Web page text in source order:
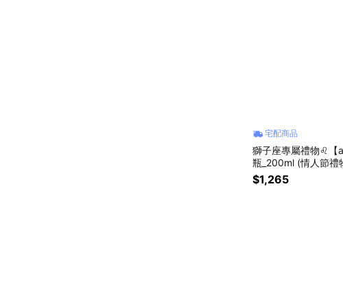
宅配商品
獅子座專屬禮物♌【
瓶_200ml (情人節禮
$1,265